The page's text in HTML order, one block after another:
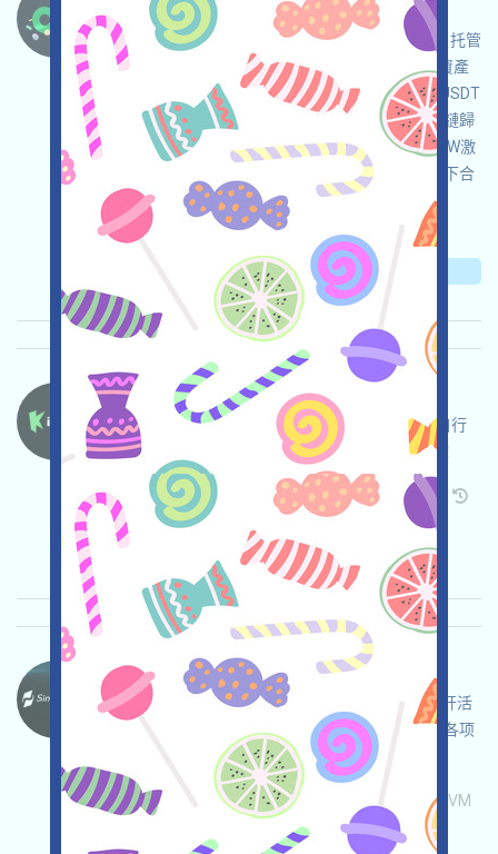
Changenow是一個可以不登陸即可進行跨鏈的自托管
CexBridge，可以作爲在複雜的跨鏈需求中歸集資產
的工具，例如將APTOS/TON/NEAR等等鏈上的USDT
等資產歸集至ETH或ONT/IOST/HIVE等等不活躍鏈歸
集為ETH，適合用於清掃空投灰塵，同時獲得NOW激
勵。注：僅作工具介紹，請在您具體的司法環境下合
規使用，請自行儘調，確保並自負使用安全！
关联:
收录时间: 2026/05/08
重要程度:
★★☆2.7 查阅详情
Kiedex-KDX 语言：
Kiedex正在進行Testnet活動，打开活动页面，自行
儘調並確保安全，完成各项任务，邀请获得更多！
关联:需申请 Twitter ETH/ERC/EVM
邀请
收录时间: 2026/05/07
★★★3.0 查阅详情
SimpleChain-Points 语言：
SimpleChain正在進行Testnet和Tasks活動，打开活
动页面，自行儘調並確保安全，链接钱包，完成各项
任务，邀请获得更多！
关联: Telegram
ETH/ERC/EVM
收录时间: 2026/05/07